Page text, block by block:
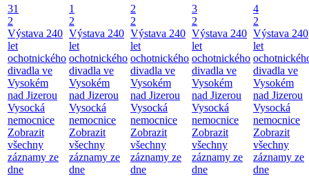
31
2
Výstava 240
let
ochotnického
divadla ve
Vysokém
nad Jizerou
Vysocká
nemocnice
Zobrazit
všechny
záznamy ze
dne
1
2
Výstava 240
let
ochotnického
divadla ve
Vysokém
nad Jizerou
Vysocká
nemocnice
Zobrazit
všechny
záznamy ze
dne
2
2
Výstava 240
let
ochotnického
divadla ve
Vysokém
nad Jizerou
Vysocká
nemocnice
Zobrazit
všechny
záznamy ze
dne
3
2
Výstava 240
let
ochotnického
divadla ve
Vysokém
nad Jizerou
Vysocká
nemocnice
Zobrazit
všechny
záznamy ze
dne
4
2
Výstava 240
let
divadla ve
Vysokém
nad Jizerou
Vysocká
nemocnice
Zobrazit
všechny
záznamy ze
dne